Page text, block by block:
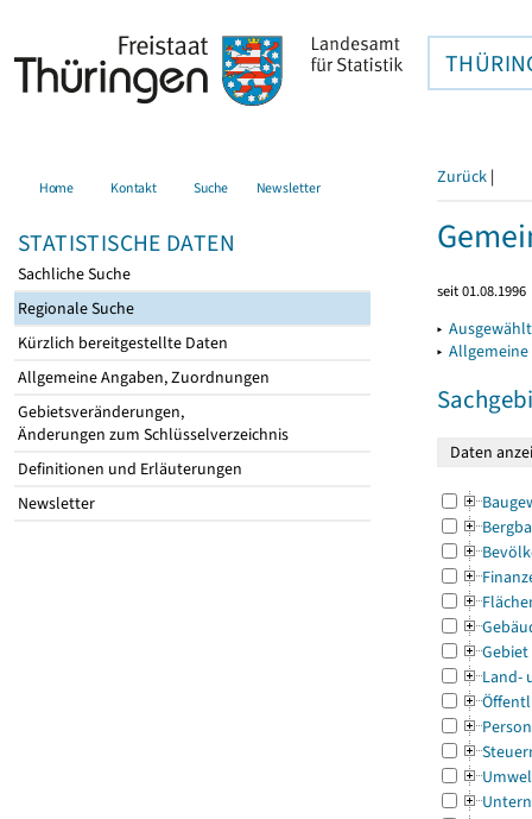
Home Kontakt Suche Newsletter
STATISTISCHE DATEN
Sachliche Suche
Regionale Suche
Kürzlich bereitgestellte Daten
Allgemeine Angaben, Zuordnungen
Gebietsveränderungen,
Änderungen zum Schlüsselverzeichnis
Definitionen und Erläuterungen
Newsletter
Zurück |
seit 01.08.1996
▸
▸
Gebiet
Land-